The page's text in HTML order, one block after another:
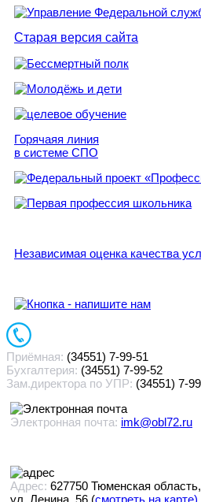
Старая версия сайта
Горячаяя линия
в системе СПО
Независимая оценка качества
Приёмная: (34551) 7-99-51
Бухгалтерия: (34551) 7-99-52
Зам.директора по УПР: (34551) 7-
Электронная почта: imk@obl72.ru
Адрес: 627750 Тюменская